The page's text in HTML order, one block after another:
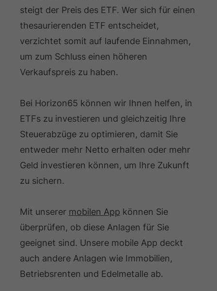
steigt der Preis des ETF. Wer sich für einen
thesaurierenden ETF entscheidet,
verzichtet somit auf laufende Einnahmen,
um zum Schluss einen höheren
Verkaufspreis zu haben.
Bei Horizon65 können wir Ihnen helfen, in
ETFs zu investieren und gleichzeitig Ihre
Steuerabzüge zu optimieren, damit Sie
entweder mehr Netto erhalten oder mehr
Geld investieren können, um Ihre Zukunft
zu sichern.
Mit unserer mobilen App können Sie
überprüfen, ob diese Anlagen für Sie
geeignet sind. Unsere mobile App deckt
auch andere Anlagen wie Immobilien,
Betriebsrenten und Edelmetalle ab.